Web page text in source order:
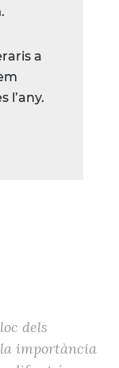
.
a
l’any.
dels
importància